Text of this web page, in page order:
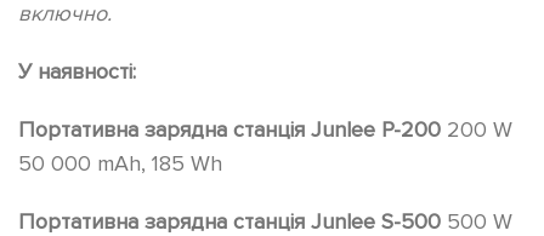
включно.
У наявності:
Портативна зарядна станція Junlee P-200 200 W
50 000 mAh, 185 Wh
Портативна зарядна станція Junlee S-500 500 W